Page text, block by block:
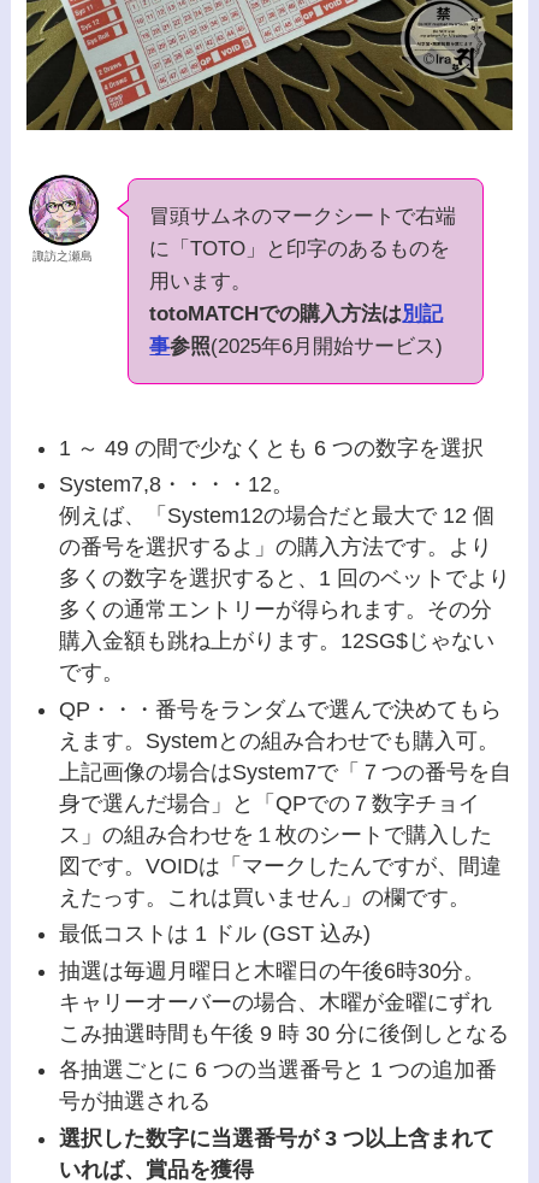
諏訪之瀬島
冒頭サムネのマークシートで右端
に「TOTO」と印字のあるものを
用います。
totoMATCHでの購入方法は別記
事参照(2025年6月開始サービス)
1 ～ 49 の間で少なくとも 6 つの数字を選択
System7,8・・・・12。
例えば、「System12の場合だと最大で 12 個
の番号を選択するよ」の購入方法です。より
多くの数字を選択すると、1 回のベットでより
多くの通常エントリーが得られます。その分
購入金額も跳ね上がります。12SG$じゃない
です。
QP・・・番号をランダムで選んで決めてもら
えます。Systemとの組み合わせでも購入可。
上記画像の場合はSystem7で「７つの番号を自
身で選んだ場合」と「QPでの７数字チョイ
ス」の組み合わせを１枚のシートで購入した
図です。VOIDは「マークしたんですが、間違
えたっす。これは買いません」の欄です。
最低コストは 1 ドル (GST 込み)
抽選は毎週月曜日と木曜日の午後6時30分。
キャリーオーバーの場合、木曜が金曜にずれ
こみ抽選時間も午後 9 時 30 分に後倒しとなる
各抽選ごとに 6 つの当選番号と 1 つの追加番
号が抽選される
選択した数字に当選番号が 3 つ以上含まれて
いれば、賞品を獲得